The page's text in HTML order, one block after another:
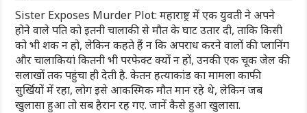
Sister Exposes Murder Plot: महाराष्ट्र में एक युवती ने अपने
होने वाले पति को इतनी चालाकी से मौत के घाट उतार दी, ताकि किसी
को भी शक न हो, लेकिन कहते हैं न कि अपराध करने वालों की प्लानिंग
और चालाकियां कितनी भी परफेक्ट क्यों न हों, उनकी एक चूक जेल की
सलाखों तक पहुंचा ही देती है. केतन हत्याकांड का मामला काफी
सुर्खियों में रहा, लोग इसे आकस्मिक मौत मान रहे थे, लेकिन जब
खुलासा हुआ तो सब हैरान रह गए. जानें कैसे हुआ खुलासा.